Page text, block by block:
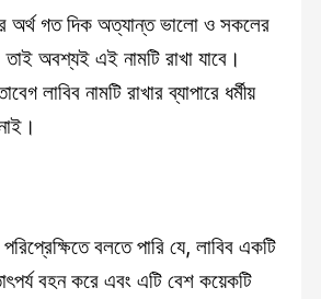
অর্থ গত দিক অত্যান্ত ভালো ও সকলের
অবশ্যই এই নামটি রাখা যাবে।
লাবিব নামটি রাখার ব্যাপারে ধর্মীয়
বলতে পারি যে, লাবিব একটি
বহন করে এবং এটি বেশ কয়েকটি